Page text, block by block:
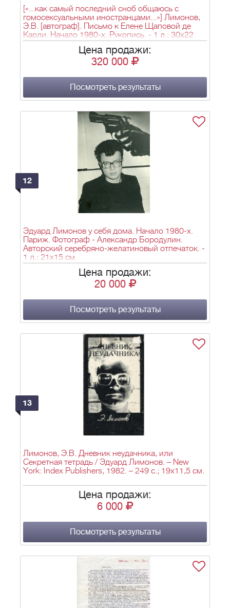
[«...как самый последний сноб общаюсь с
гомосексуальными иностранцами...»] Лимонов,
Э.В. [автограф]. Письмо к Елене Щаповой де
Карли. Начало 1980-х. Рукопись. - 1 л.; 30х22
см.
Цена продажи:
320 000
Посмотреть результаты
12
Эдуард Лимонов у себя дома. Начало 1980-х.
Париж. Фотограф - Александр Бородулин.
Авторский серебряно-желатиновый отпечаток. -
1 л.; 21х15 см.
Цена продажи:
20 000
Посмотреть результаты
13
Лимонов, Э.В. Дневник неудачника, или
Секретная тетрадь / Эдуард Лимонов. – New
York: Index Publishers, 1982. – 249 с.; 19х11,5 см.
Цена продажи:
6 000
Посмотреть результаты